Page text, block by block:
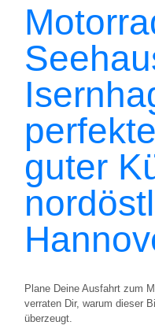
guter
Plane Deine Ausfahrt zum
verraten Dir, warum dieser
überzeugt.